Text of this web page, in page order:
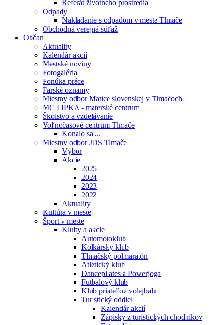
Referát životného prostredia
Odpady
Nakladanie s odpadom v meste Tlmače
Obchodná verejná súťaž
Občan
Aktuality
Kalendár akcií
Mestské noviny
Fotogaléria
Ponúka práce
Farské oznamy
Miestny odbor Matice slovenskej v Tlmačoch
MC LIPKA - materské centrum
Školstvo a vzdelávaníe
Voľnočasové centrum Tlmače
Konalo sa ...
Miestny odbor JDS Tlmače
Výbor
Akcie
2025
2024
2023
2022
Aktuality
Kultúra v meste
Šport v meste
Kluby a akcie
Automotoklub
Kolkársky klub
Tlmačský polmaratón
Atletický klub
Dancepilates a Powerjoga
Futbalový klub
Klub priateľov volejbalu
Turistický oddiel
Kalendár akcií
Zápisky z turistických chodníkov